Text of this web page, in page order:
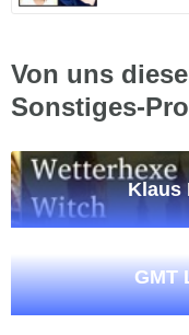
Von uns
Sonstiges-
Klaus
GMT